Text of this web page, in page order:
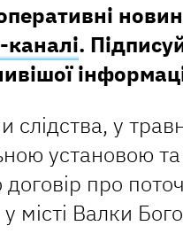
.
слідства, у
установою
про
місті Валки